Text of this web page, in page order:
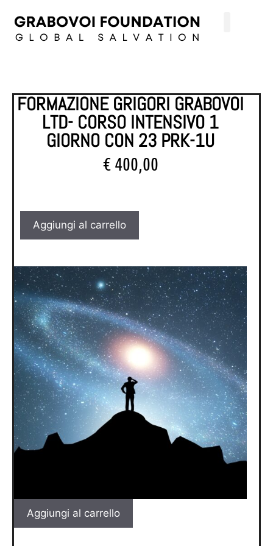
FORMAZIONE GRIGORI GRABOVOI
LTD- CORSO INTENSIVO 1
GIORNO CON 23 PRK-1U
€ 400,00
Aggiungi al carrello
Aggiungi al carrello